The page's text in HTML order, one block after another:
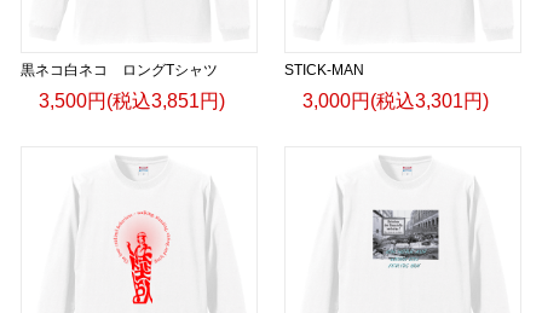
黒ネコ白ネコ ロングTシャツ
3,500円(税込3,851円)
STICK-MAN
3,000円(税込3,301円)